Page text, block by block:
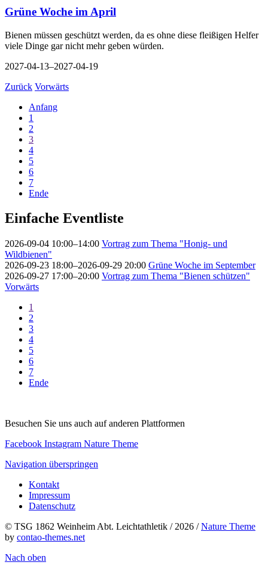
Grüne Woche im April
Bienen müssen geschützt werden, da es ohne diese fleißigen Helfer
viele Dinge gar nicht mehr geben würden.
2027-04-13–2027-04-19
Zurück Vorwärts
Anfang
1
2
3
4
5
6
7
Ende
Einfache Eventliste
2026-09-04 10:00–14:00 Vortrag zum Thema "Honig- und
Wildbienen"
2026-09-23 18:00–2026-09-29 20:00 Grüne Woche im September
2026-09-27 17:00–20:00 Vortrag zum Thema "Bienen schützen"
Vorwärts
1
2
3
4
5
6
7
Ende
Besuchen Sie uns auch auf anderen Plattformen
Facebook Instagram Nature Theme
Navigation überspringen
Kontakt
Impressum
Datenschutz
© TSG 1862 Weinheim Abt. Leichtathletik / 2026 /Nature Theme
by contao-themes.net
Nach oben